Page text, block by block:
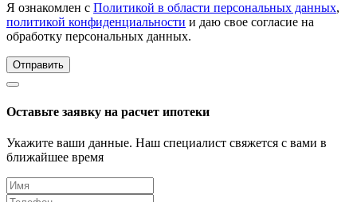
Я ознакомлен с Политикой в области персональных данных,
политикой конфиденциальности и даю свое согласие на
обработку персональных данных.
Отправить
Оставьте заявку на расчет ипотеки
Укажите ваши данные. Наш специалист свяжется с вами в
ближайшее время